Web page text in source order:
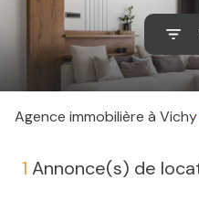
accueil
ventes
locations
Agence immobilière à Vichy
1 Annonce(s) de